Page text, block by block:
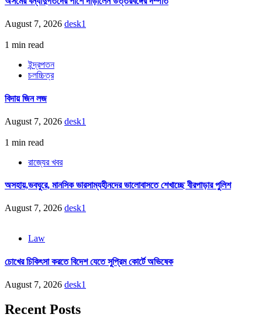
August 7, 2026 desk1
1 min read
ইন্দ্রপতন
চলচ্চিত্র
বিদায় জিন লজ
August 7, 2026 desk1
1 min read
রাজ্যের খবর
অসহায়,ভবঘুরে, মানসিক ভারসাম্যহীনদের ভালোবাসতে শেখাচ্ছে বীরপাড়ার পুলিশ
August 7, 2026 desk1
Law
চোখের চিকিৎসা করতে বিদেশ যেতে সুপ্রিম কোর্টে অভিষেক
August 7, 2026 desk1
Recent Posts